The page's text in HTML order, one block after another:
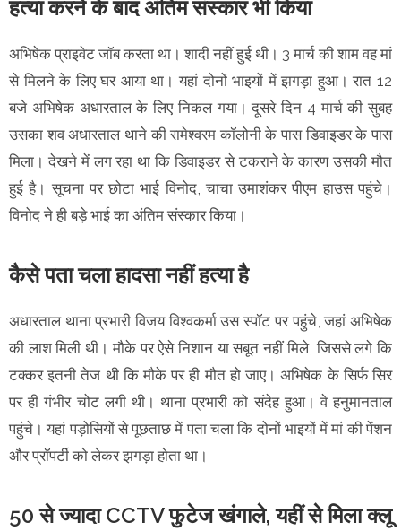
हत्या करने के बाद अंतिम संस्कार भी किया
अभिषेक प्राइवेट जॉब करता था। शादी नहीं हुई थी। 3 मार्च की शाम वह मां
से मिलने के लिए घर आया था। यहां दोनों भाइयों में झगड़ा हुआ। रात 12
बजे अभिषेक अधारताल के लिए निकल गया। दूसरे दिन 4 मार्च की सुबह
उसका शव अधारताल थाने की रामेश्वरम कॉलोनी के पास डिवाइडर के पास
मिला। देखने में लग रहा था कि डिवाइडर से टकराने के कारण उसकी मौत
हुई है। सूचना पर छोटा भाई विनोद, चाचा उमाशंकर पीएम हाउस पहुंचे।
विनोद ने ही बड़े भाई का अंतिम संस्कार किया।
कैसे पता चला हादसा नहीं हत्या है
अधारताल थाना प्रभारी विजय विश्वकर्मा उस स्पॉट पर पहुंचे, जहां अभिषेक
की लाश मिली थी। मौके पर ऐसे निशान या सबूत नहीं मिले, जिससे लगे कि
टक्कर इतनी तेज थी कि मौके पर ही मौत हो जाए। अभिषेक के सिर्फ सिर
पर ही गंभीर चोट लगी थी। थाना प्रभारी को संदेह हुआ। वे हनुमानताल
पहुंचे। यहां पड़ोसियों से पूछताछ में पता चला कि दोनों भाइयों में मां की पेंशन
और प्रॉपर्टी को लेकर झगड़ा होता था।
50 से ज्यादा CCTV फुटेज खंगाले, यहीं से मिला क्लू